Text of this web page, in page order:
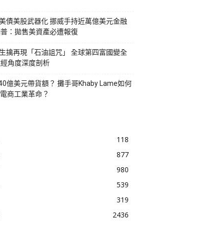
債美股武器化 挪威手持近萬億美元金融
：拋售美資產必遭報復
擒再現「石油詛咒」 全球第四富國變全
角度深度剖析
億美元帶貨額？ 攤手哥Khaby Lame如何
商工業革命？
118
877
980
539
319
2436